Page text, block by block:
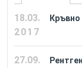
18.03.
2017
27.09.